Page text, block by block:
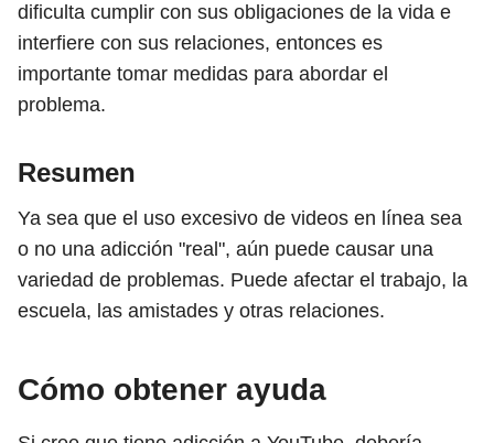
dificulta cumplir con sus obligaciones de la vida e
interfiere con sus relaciones, entonces es
importante tomar medidas para abordar el
problema.
Resumen
Ya sea que el uso excesivo de videos en línea sea
o no una adicción "real", aún puede causar una
variedad de problemas. Puede afectar el trabajo, la
escuela, las amistades y otras relaciones.
Cómo obtener ayuda